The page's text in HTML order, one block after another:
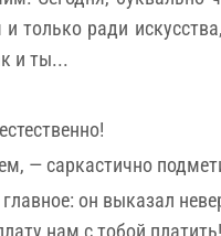
только ради
и ты...
— саркастично
он выказал
нам с тобой платить!